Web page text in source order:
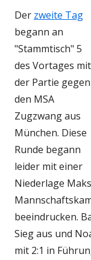
Der zweite Tag
begann an
"Stammtisch" 5
des Vortages mit
der Partie gegen
den MSA
Zugzwang aus
München. Diese
Runde begann
leider mit einer
Niederlage
beeindrucken.
Sieg aus und
mit 2:1 in